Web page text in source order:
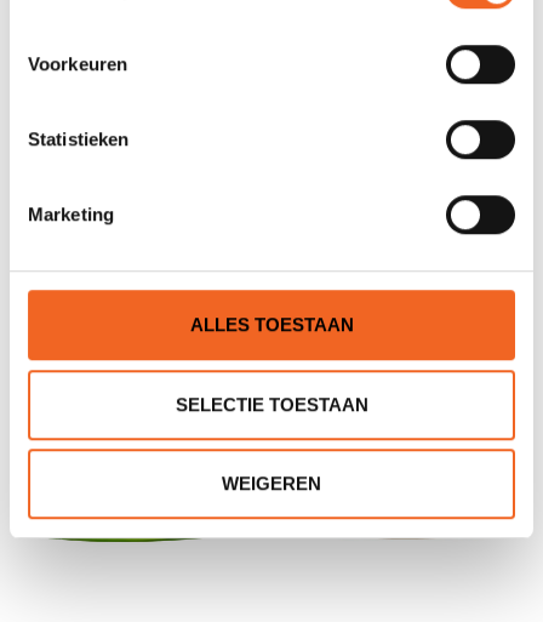
Voorkeuren
Statistieken
Marketing
ALLES TOESTAAN
SELECTIE TOESTAAN
WEIGEREN
REVIEWS
Nog niet gewaardeerd
OP=OP!